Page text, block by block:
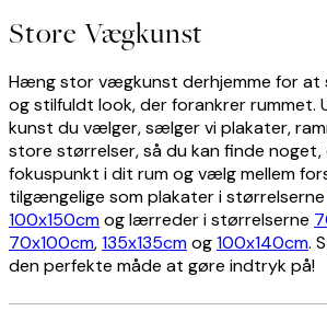
Store Vægkunst
Hæng stor vægkunst derhjemme for at
og stilfuldt look, der forankrer rummet.
kunst du vælger, sælger vi plakater,
store størrelser, så du kan finde noget,
fokuspunkt i dit rum og vælg mellem
tilgængelige som plakater i størrelserne
100x150cmog lærreder i størrelserne
70x100cm,135x135cmog100x140cm.
den perfekte måde at gøre indtryk på!